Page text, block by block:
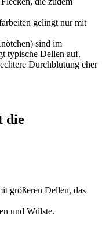
gelingt nur mit
sind im
typische Dellen auf.
Durchblutung eher
die
größeren Dellen, das
und Wülste.